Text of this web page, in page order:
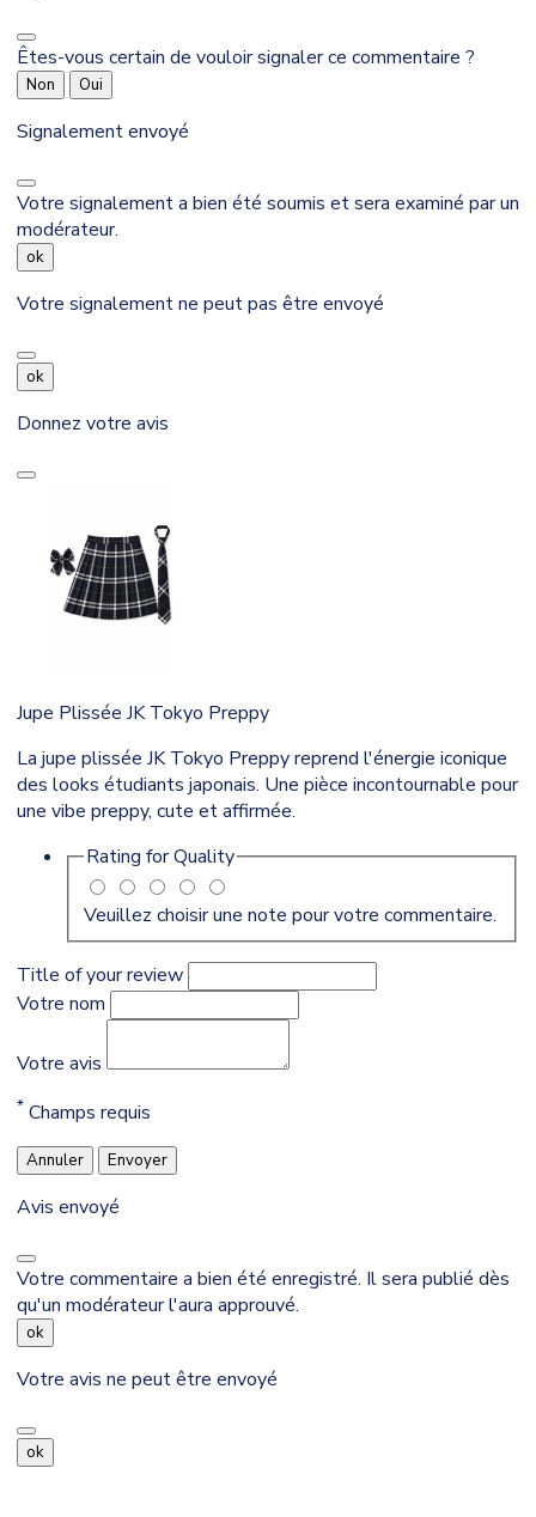
Êtes-vous certain de vouloir signaler ce commentaire ?
Non Oui
Signalement envoyé
Votre signalement a bien été soumis et sera examiné par un
modérateur.
ok
Votre signalement ne peut pas être envoyé
ok
Donnez votre avis
Jupe Plissée JK Tokyo Preppy
La jupe plissée JK Tokyo Preppy reprend l'énergie iconique
des looks étudiants japonais. Une pièce incontournable pour
une vibe preppy, cute et affirmée.
Rating forQuality
Veuillez choisir une note pour votre commentaire.
Title of your review
Votre nom
Votre avis
* Champs requis
Annuler Envoyer
Avis envoyé
Votre commentaire a bien été enregistré. Il sera publié dès
qu'un modérateur l'aura approuvé.
ok
Votre avis ne peut être envoyé
ok